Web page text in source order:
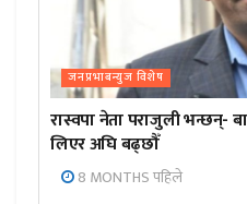
जनप्रभाबन्युज विशेष
रास्वपा नेता पराजुली भन्छन्-
लिएर अघि बढ्छौँ
8 MONTHS पहिले